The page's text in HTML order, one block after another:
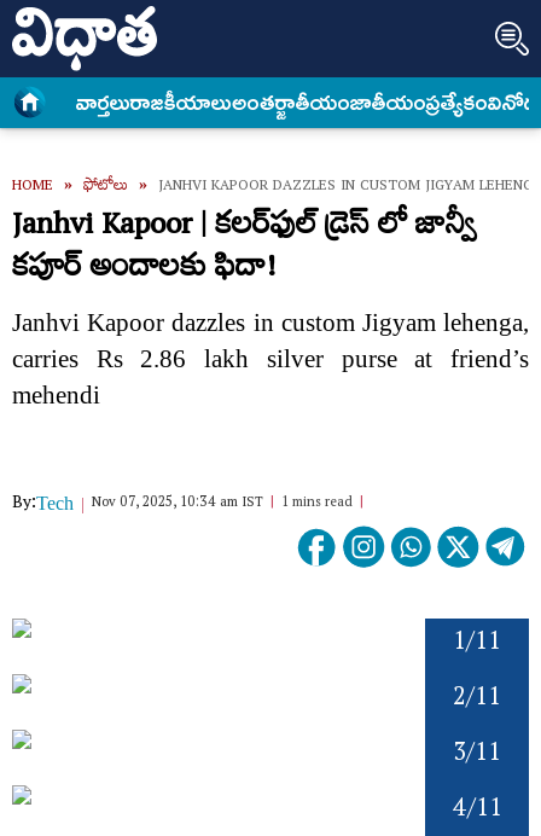
వార్త‌లురాజకీయాలుఅంత‌ర్జాతీయంజాతీయంప్రత్యేకం
HOME » ఫోటోలు » JANHVI KAPOOR DAZZLES IN CUSTOM JIGYAM LEHENGA
Janhvi Kapoor | కలర్‌ఫుల్‌ డ్రెస్ లో జాన్వీ
కపూర్ అందాలకు ఫిదా!
Janhvi Kapoor dazzles in custom Jigyam lehenga,
carries Rs 2.86 lakh silver purse at friend’s
mehendi
By:Tech Nov 07, 2025, 10:34 am IST 1 mins read
1/11
2/11
3/11
4/11